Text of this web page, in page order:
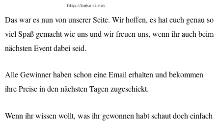
Das war es nun von unserer Seite. Wir hoffen, es hat euch genau so
viel Spaß gemacht wie uns und wir freuen uns, wenn ihr auch beim
nächsten Event dabei seid.
Alle Gewinner haben schon eine Email erhalten und bekommen
ihre Preise in den nächsten Tagen zugeschickt.
Wenn ihr wissen wollt, was ihr gewonnen habt schaut doch einfach